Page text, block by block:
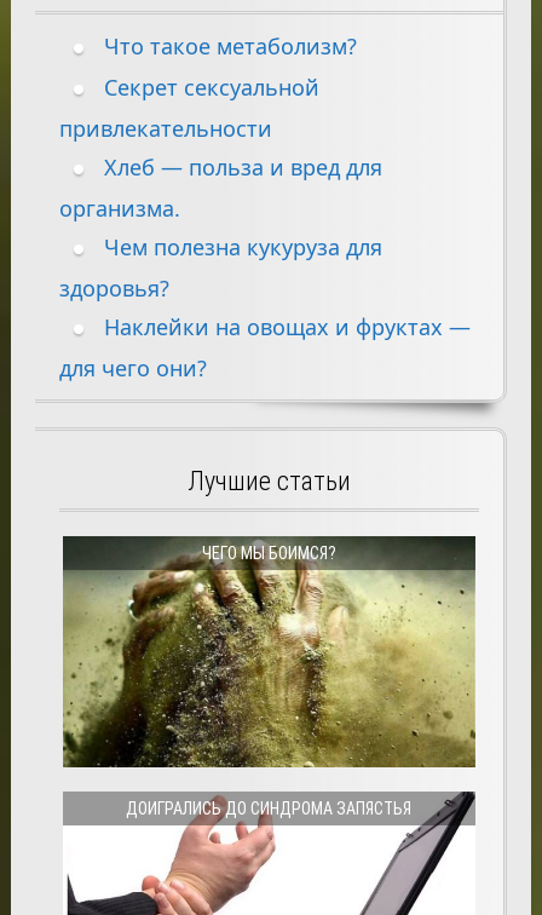
Что такое метаболизм?
Секрет сексуальной
привлекательности
Хлеб — польза и вред для
организма.
Чем полезна кукуруза для
здоровья?
Наклейки на овощах и фруктах —
для чего они?
Лучшие статьи
ЧЕГО МЫ БОИМСЯ?
ДОИГРАЛИСЬ ДО СИНДРОМА ЗАПЯСТЬЯ